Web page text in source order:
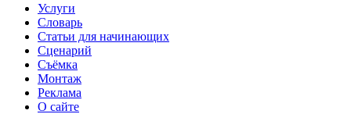
Услуги
Словарь
Статьи для начинающих
Сценарий
Съёмка
Монтаж
Реклама
О сайте